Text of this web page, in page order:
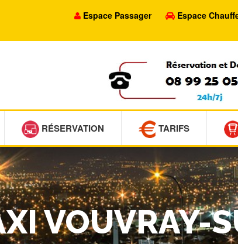
Espace Passager Espace
RÉSERVATION TARIFS
VOUVRAY-